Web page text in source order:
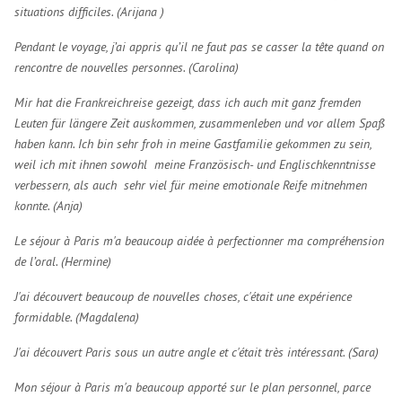
situations difficiles. (Arijana )
Pendant le voyage, j’ai appris qu’il ne faut pas se casser la tête quand on
rencontre de nouvelles personnes.(Carolina)
Mir hat die Frankreichreise gezeigt, dass ich auch mit ganz fremden
Leuten für längere Zeit auskommen, zusammenleben und vor allem Spaß
haben kann. Ich bin sehr froh in meine Gastfamilie gekommen zu sein,
weil ich mit ihnen sowohl meine Französisch- und Englischkenntnisse
verbessern, als auch sehr viel für meine emotionale Reife mitnehmen
konnte.(Anja)
Le séjour à Paris m'a beaucoup aidée à perfectionner ma compréhension
de l’oral. (Hermine)
J'ai découvert beaucoup de nouvelles choses, c'était une expérience
formidable. (Magdalena)
J'ai découvert Paris sous un autre angle et c'était très intéressant. (Sara)
Mon séjour à Paris m'a beaucoup apporté sur le plan personnel, parce